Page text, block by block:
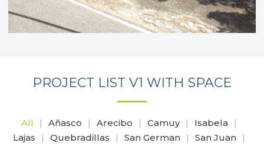
PROJECT LIST V1 WITH SPACE
All Añasco Arecibo Camuy
Isabela
Lajas
Quebradillas San German
San Juan